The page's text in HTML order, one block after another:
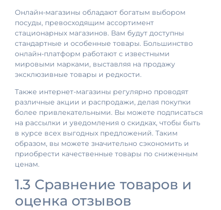
Онлайн-магазины обладают богатым выбором
посуды, превосходящим ассортимент
стационарных магазинов. Вам будут доступны
стандартные и особенные товары. Большинство
онлайн-платформ работают с известными
мировыми марками, выставляя на продажу
эксклюзивные товары и редкости.
Также интернет-магазины регулярно проводят
различные акции и распродажи, делая покупки
более привлекательными. Вы можете подписаться
на рассылки и уведомления о скидках, чтобы быть
в курсе всех выгодных предложений. Таким
образом, вы можете значительно сэкономить и
приобрести качественные товары по сниженным
ценам.
1.3 Сравнение товаров и
оценка отзывов